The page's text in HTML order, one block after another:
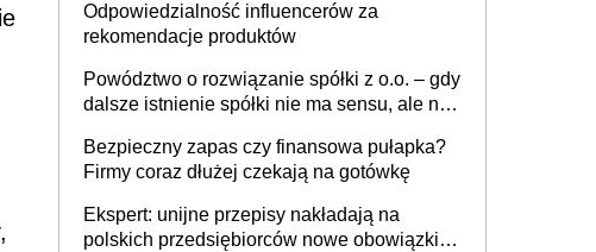
Odpowiedzialność influencerów za
rekomendacje produktów
Powództwo o rozwiązanie spółki z o.o. – gdy
dalsze istnienie spółki nie ma sensu, ale nie
Bezpieczny zapas czy finansowa pułapka?
Firmy coraz dłużej czekają na gotówkę
Ekspert: unijne przepisy nakładają na
polskich przedsiębiorców nowe obowiązki w